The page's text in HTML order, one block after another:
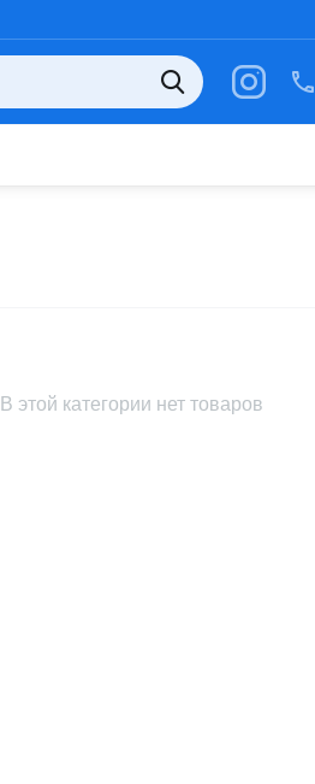
В этой категории нет товаров